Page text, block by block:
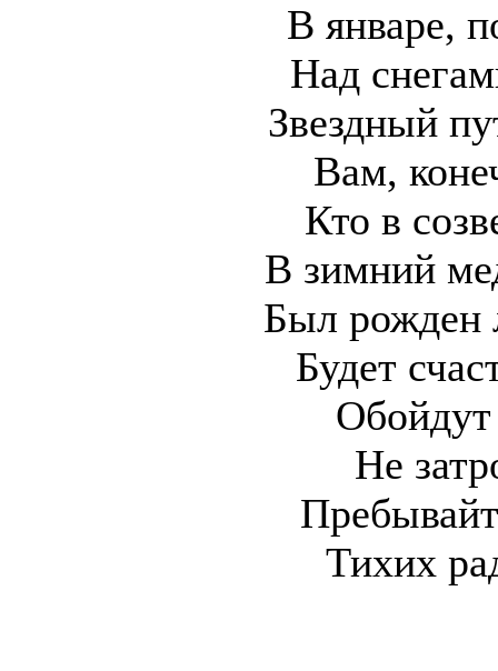
В январе,
Над
Звездный
Вам,
Кто в
В зимний
Был рожден
Будет
Обойдут
Не
Тихих